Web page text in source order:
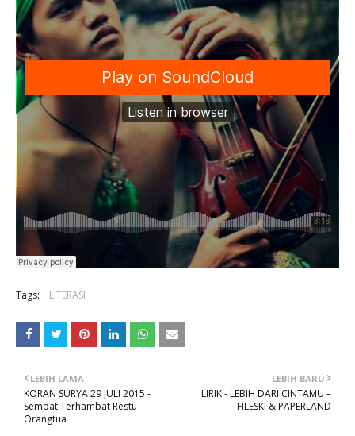
Tags: LITERASI
LEBIH BARU
LIRIK - LEBIH DARI CINTAMU –
FILESKI & PAPERLAND
LEBIH LAMA
KORAN SURYA 29 JULI 2015 -
Sempat Terhambat Restu
Orangtua